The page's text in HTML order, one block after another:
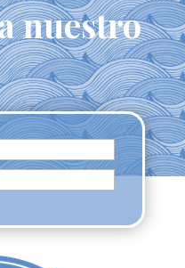
nuestro